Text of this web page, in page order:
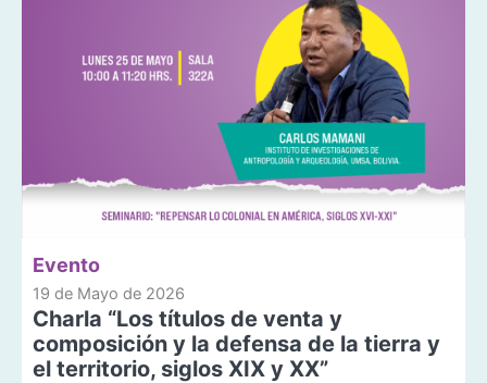
Evento
19 de Mayo de 2026
Charla “Los títulos de venta y
composición y la defensa de la tierra y
el territorio, siglos XIX y XX”